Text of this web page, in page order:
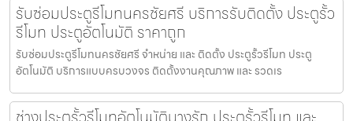
รับซ่อมประตูรีโมทนครชัยศรี บริการรับติดตั้ง ประตูรั้ว
รีโมท ประตูอัตโนมัติ ราคาถูก
รับซ่อมประตูรีโมทนครชัยศรี จำหน่าย และ ติดตั้ง ประตูรั้วรีโมท ประตู
อัตโนมัติ บริการแบบครบวงจร ติดตั้งงานคุณภาพ และ รวดเร